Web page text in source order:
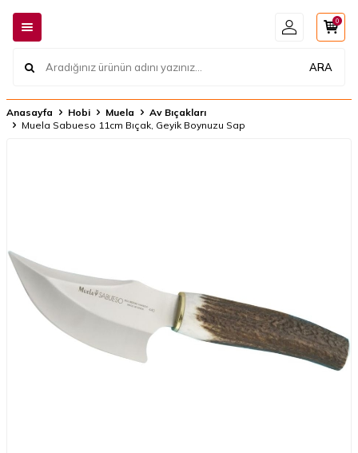
ARA
0
Anasayfa Hobi Muela
Av Bıçakları
Muela Sabueso 11cm Bıçak, Geyik Boynuzu Sap